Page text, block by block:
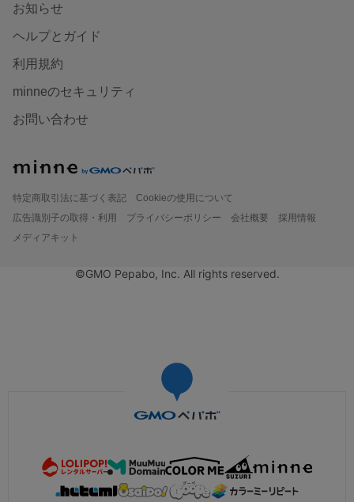
お知らせ
ヘルプとガイド
利用規約
minneのセキュリティ
お問い合わせ
特定商取引法に基づく表記
Cookieの使用について
広告識別子の取得・利用
プライバシーポリシー 会社概要
採用情報
メディアキット
©GMO Pepabo, Inc. All rights reserved.